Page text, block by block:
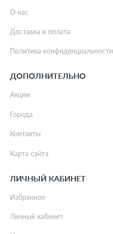
О нас
Доставка и оплата
Политика конфиденциальности
ДОПОЛНИТЕЛЬНО
Акции
Города
Контакты
Карта сайта
ЛИЧНЫЙ КАБИНЕТ
Избранное
Личный кабинет